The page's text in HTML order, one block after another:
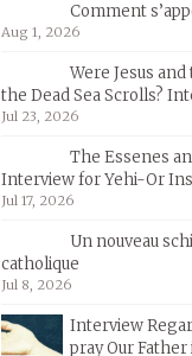
Comment
Aug 1, 2026
Were Jesus
the Dead Sea Scrolls?
Jul 23, 2026
The Essenes
Interview for Yehi-Or
Jul 17, 2026
Un nouveau
catholique
Jul 8, 2026
Interview
pray Our